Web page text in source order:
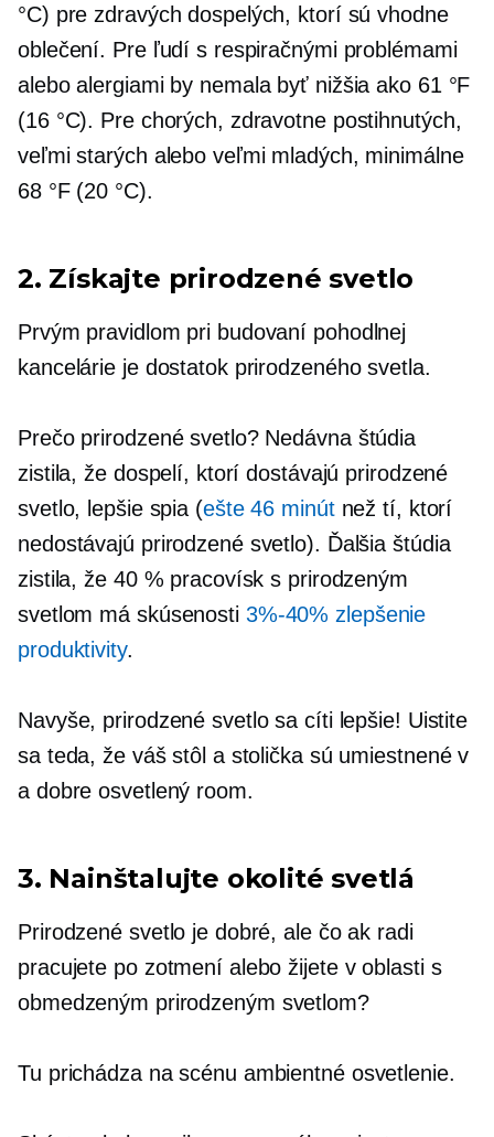
°C) pre zdravých dospelých, ktorí sú vhodne
oblečení. Pre ľudí s respiračnými problémami
alebo alergiami by nemala byť nižšia ako 61 °F
(16 °C). Pre chorých, zdravotne postihnutých,
veľmi starých alebo veľmi mladých, minimálne
68 °F (20 °C).
2. Získajte prirodzené svetlo
Prvým pravidlom pri budovaní pohodlnej
kancelárie je dostatok prirodzeného svetla.
Prečo prirodzené svetlo? Nedávna štúdia
zistila, že dospelí, ktorí dostávajú prirodzené
svetlo, lepšie spia (ešte 46 minútnež tí, ktorí
nedostávajú prirodzené svetlo). Ďalšia štúdia
zistila, že 40 % pracovísk s prirodzeným
svetlom má skúsenosti 3%-40% zlepšenie
produktivity.
Navyše, prirodzené svetlo sa cíti lepšie! Uistite
sa teda, že váš stôl a stolička sú umiestnené v
a dobre osvetlený room.
3. Nainštalujte okolité svetlá
Prirodzené svetlo je dobré, ale čo ak radi
pracujete po zotmení alebo žijete v oblasti s
obmedzeným prirodzeným svetlom?
Tu prichádza na scénu ambientné osvetlenie.